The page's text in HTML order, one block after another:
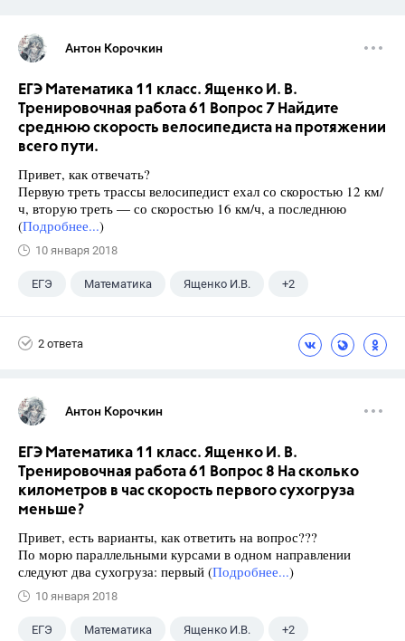
Антон Корочкин
ЕГЭ Математика 11 класс. Ященко И. В.
Тренировочная работа 61 Вопрос 7 Найдите
среднюю скорость велосипедиста на протяжении
всего пути.
Привет, как отвечать?
Первую треть трассы велосипедист ехал со скоростью 12 км/
ч, вторую треть — со скоростью 16 км/ч, а последнюю
(Подробнее...)
10 января 2018
ЕГЭ Математика Ященко И.В. +2
2 ответа
Антон Корочкин
ЕГЭ Математика 11 класс. Ященко И. В.
Тренировочная работа 61 Вопрос 8 На сколько
километров в час скорость первого сухогруза
меньше?
Привет, есть варианты, как ответить на вопрос???
По морю параллельными курсами в одном направлении
следуют два сухогруза: первый (Подробнее...)
10 января 2018
ЕГЭ Математика Ященко И.В. +2